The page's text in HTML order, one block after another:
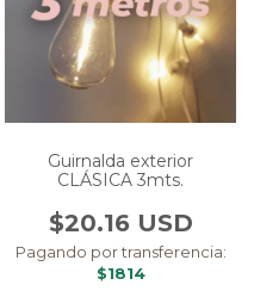
Guirnalda exterior
CLÁSICA 3mts.
$20.16 USD
Pagando por transferencia:
$1814